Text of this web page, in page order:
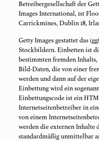
Betreibergesellschaft der
Images International, 1st
Carrickmines, Dublin 18,
Getty Images gestattet das
Stockbildern. Einbetten ist
bestimmten fremden
Bild-Daten, die von einer
werden und dann auf der
Einbettung wird ein
Einbettungscode ist ein
Internetseitenbetreiber in
von einem
werden die externen Inhalte
standardmäßig unmittelbar